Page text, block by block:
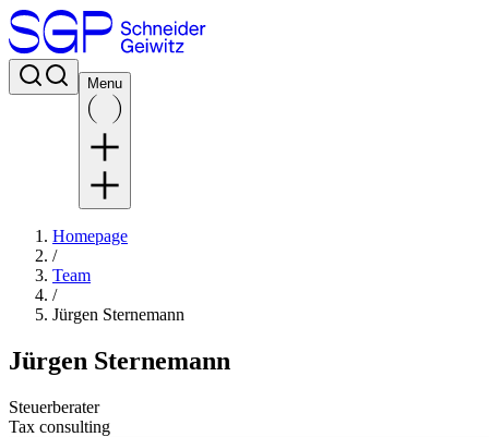
Menu
Homepage
/
Team
/
Jürgen Sternemann
Jürgen Sternemann
Steuerberater
Tax consulting